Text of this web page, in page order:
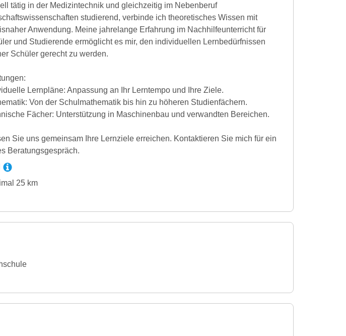
tätig in der Medizintechnik und gleichzeitig im Nebenberuf
studierend, verbinde ich theoretisches Wissen mit
Anwendung. Meine jahrelange Erfahrung im Nachhilfeunterricht für
und Studierende ermöglicht es mir, den individuellen Lernbedürfnissen
Schüler gerecht zu werden.
Lernpläne: Anpassung an Ihr Lerntempo und Ihre Ziele.
Von der Schulmathematik bis hin zu höheren Studienfächern.
Fächer: Unterstützung in Maschinenbau und verwandten Bereichen.
Sie uns gemeinsam Ihre Lernziele erreichen. Kontaktieren Sie mich für ein
Beratungsgespräch.
25 km